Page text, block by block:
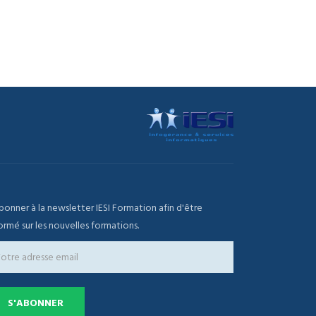
à la newsletter IESI Formation afin d'être
sur les nouvelles formations.